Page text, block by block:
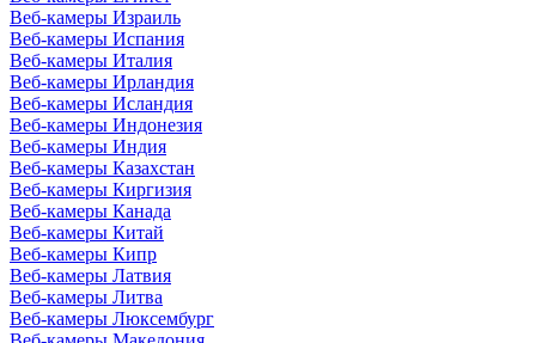
Веб-камеры Израиль
Веб-камеры Испания
Веб-камеры Италия
Веб-камеры Ирландия
Веб-камеры Исландия
Веб-камеры Индонезия
Веб-камеры Индия
Веб-камеры Казахстан
Веб-камеры Киргизия
Веб-камеры Канада
Веб-камеры Китай
Веб-камеры Кипр
Веб-камеры Латвия
Веб-камеры Литва
Веб-камеры Люксембург